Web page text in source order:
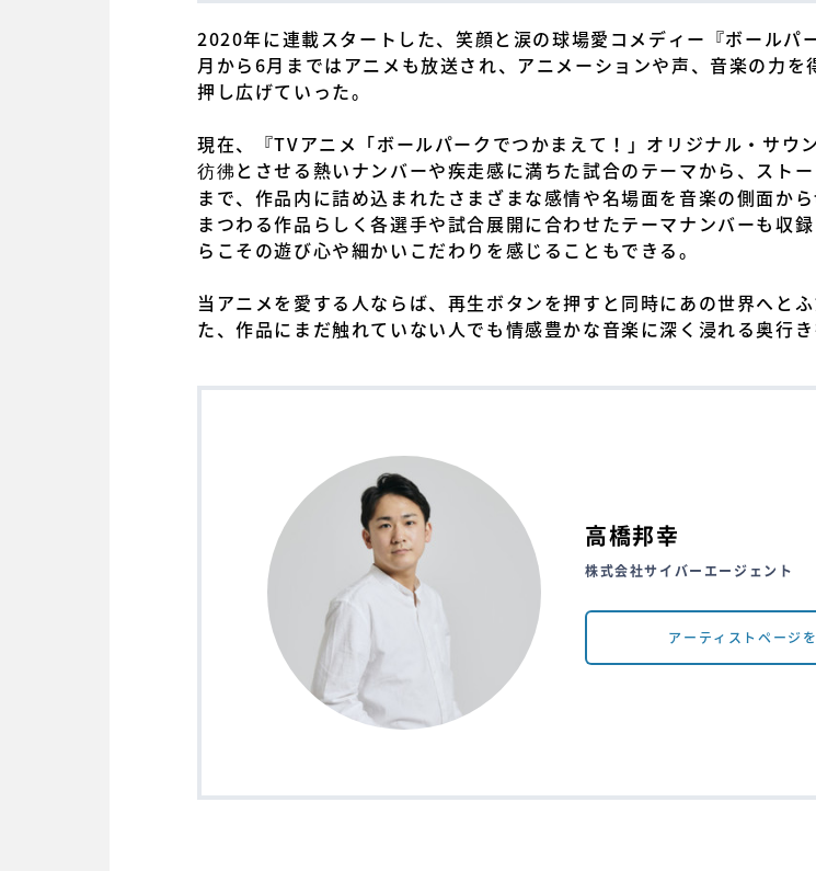
2020年に連載スタートした、笑顔と涙の球場愛コメディー『ボール
月から6月まではアニメも放送され、アニメーションや声、音楽の力
押し広げていった。
現在、『TVアニメ「ボールパークでつかまえて！」オリジナル・サウ
彷彿とさせる熱いナンバーや疾走感に満ちた試合のテーマから、スト
まで、作品内に詰め込まれたさまざまな感情や名場面を音楽の側面か
まつわる作品らしく各選手や試合展開に合わせたテーマナンバーも収
らこその遊び心や細かいこだわりを感じることもできる。
当アニメを愛する人ならば、再生ボタンを押すと同時にあの世界へと
た、作品にまだ触れていない人でも情感豊かな音楽に深く浸れる奥行
高橋邦幸
株式会社サイバーエージェント
アーティストページ